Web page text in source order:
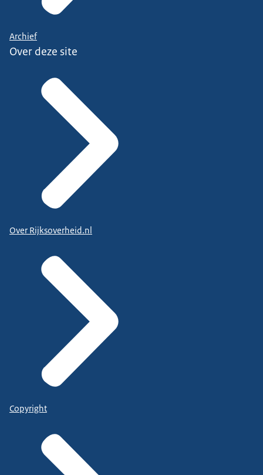
Archief
Over deze site
Over Rijksoverheid.nl
Copyright